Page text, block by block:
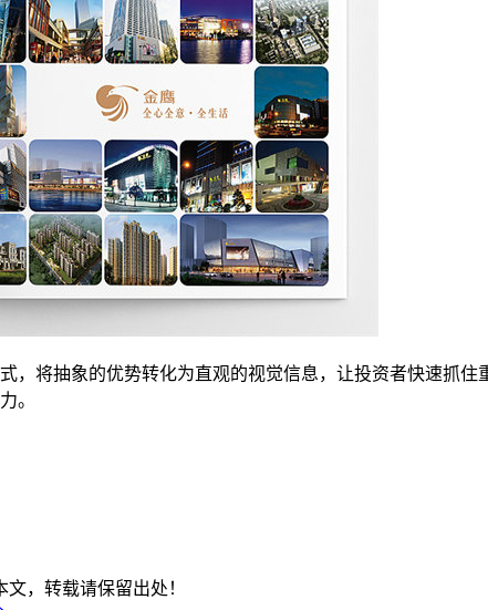
，将抽象的优势转化为直观的视觉信息，让投资者快速抓
。
，转载请保留出处！